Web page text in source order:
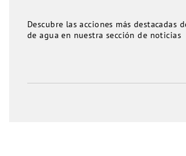
Descubre las acciones más destacadas
de agua en nuestra sección de noticias